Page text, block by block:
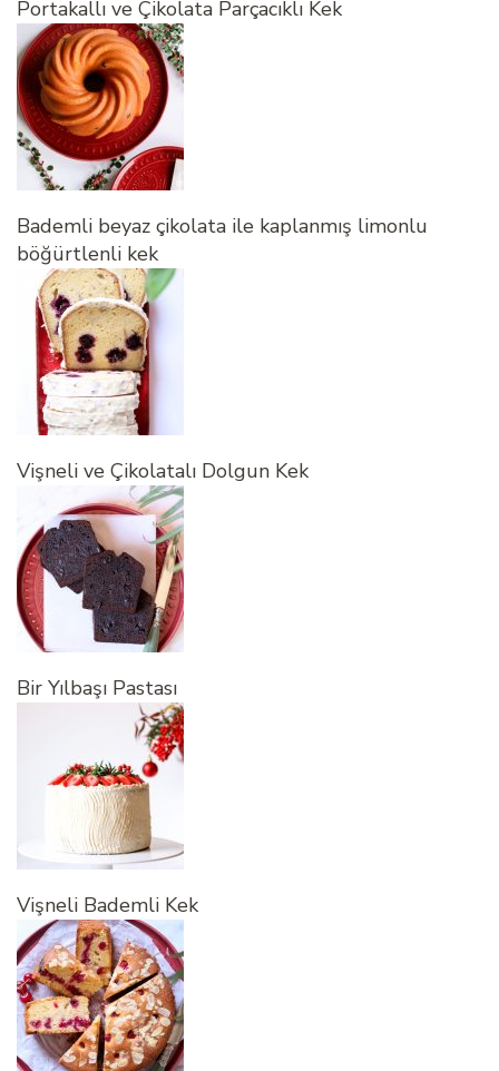
Portakallı ve Çikolata Parçacıklı Kek
Bademli beyaz çikolata ile kaplanmış limonlu
böğürtlenli kek
Vişneli ve Çikolatalı Dolgun Kek
Bir Yılbaşı Pastası
Vişneli Bademli Kek